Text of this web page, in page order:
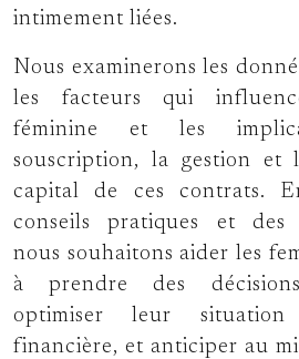
intimement liées.
Nous examinerons les
les facteurs qui
féminine et les
souscription, la gestion et
capital de ces contrats.
conseils pratiques et des
nous souhaitons aider les
à prendre des
optimiser leur situation
financière, et anticiper au